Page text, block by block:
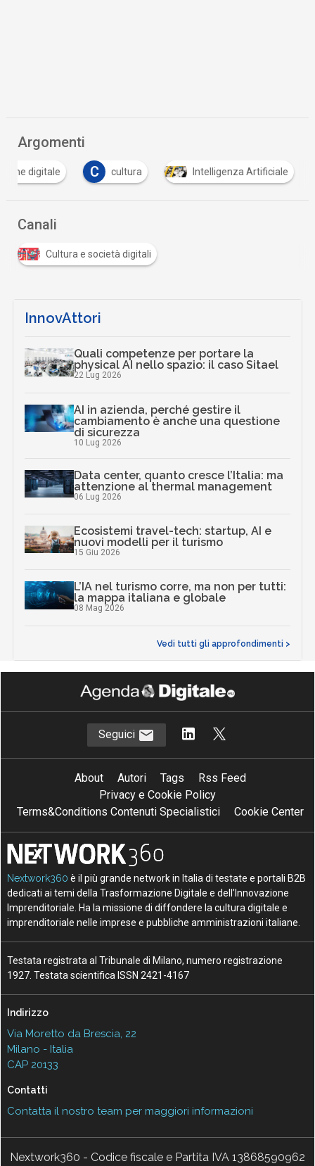
Argomenti
C
cultura Intelligenza Artificiale Space
Canali
Cultura e società digitali
InnovAttori
Quali competenze per portare la
physical AI nello spazio: il caso Sitael
22 Lug 2026
AI in azienda, perché gestire il
cambiamento è anche una questione
di sicurezza
10 Lug 2026
Data center, quanto cresce l’Italia: ma
attenzione al thermal management
06 Lug 2026
Ecosistemi travel-tech: startup, AI e
nuovi modelli per il turismo
15 Giu 2026
L’IA nel turismo corre, ma non per tutti:
la mappa italiana e globale
08 Mag 2026
Vedi tutti gli approfondimenti >
Seguici
About Autori Tags
Rss Feed
Privacy e Cookie Policy
Terms&Conditions Contenuti Specialistici
Cookie Center
Nextwork360 è il più grande network in Italia di testate e portali B2B
dedicati ai temi della Trasformazione Digitale e dell’Innovazione
Imprenditoriale. Ha la missione di diffondere la cultura digitale e
imprenditoriale nelle imprese e pubbliche amministrazioni italiane.
Testata registrata al Tribunale di Milano, numero registrazione
1927. Testata scientifica ISSN 2421-4167
Indirizzo
Via Moretto da Brescia, 22
Milano - Italia
CAP 20133
Contatti
Contatta il nostro team per maggiori informazioni
Nextwork360 - Codice fiscale e Partita IVA 13868590962